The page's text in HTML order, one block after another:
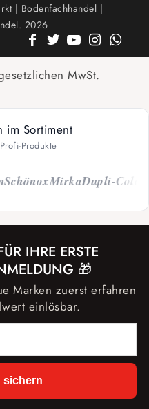
| Bodenfachhandel |
2026
MwSt.
im Sortiment
Produkte
MirkaDupli-Color
IHRE ERSTE
🎁
Marken zuerst erfahren
einlösbar.
sichern